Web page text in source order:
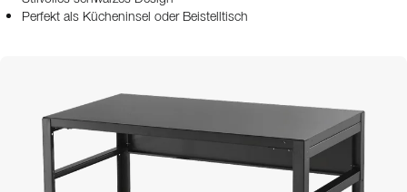
Perfekt als Kücheninsel oder Beistelltisch